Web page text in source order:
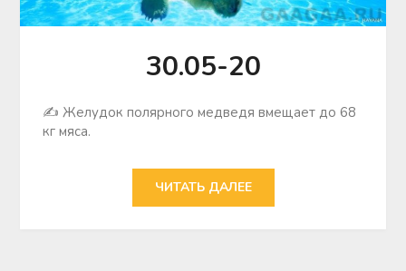
30.05-20
✍ Желудок полярного медведя вмещает до 68
кг мяса.
ЧИТАТЬ ДАЛЕЕ